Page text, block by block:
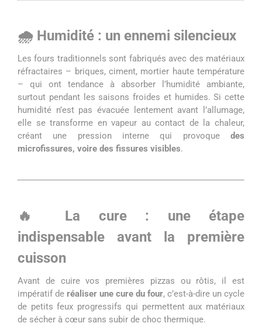
🌧️ Humidité : un ennemi silencieux
Les fours traditionnels sont fabriqués avec des matériaux
réfractaires – briques, ciment, mortier haute température
– qui ont tendance à absorber l’humidité ambiante,
surtout pendant les saisons froides et humides. Si cette
humidité n’est pas évacuée lentement avant l’allumage,
elle se transforme en vapeur au contact de la chaleur,
créant une pression interne qui provoque des
microfissures, voire des fissures visibles.
🔥 La cure : une étape
indispensable avant la première
cuisson
Avant de cuire vos premières pizzas ou rôtis, il est
impératif de réaliser une cure du four, c’est-à-dire un cycle
de petits feux progressifs qui permettent aux matériaux
de sécher à cœur sans subir de choc thermique.